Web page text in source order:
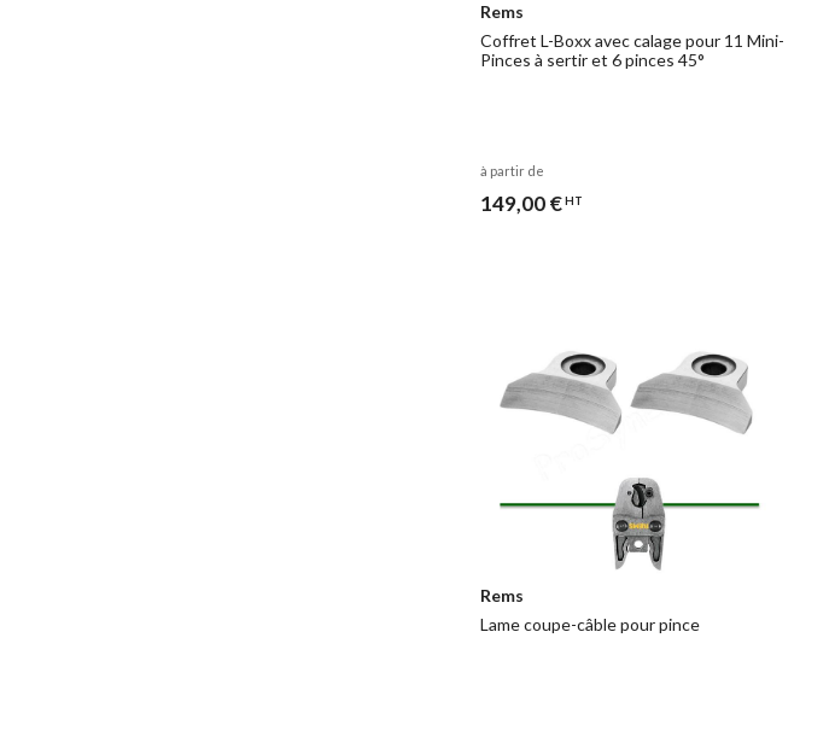
Rems
Coffret L-Boxx avec calage pour 11 Mini-
Pinces à sertir et 6 pinces 45°
à partir de
149,00 € HT
Rems
Lame coupe-câble pour pince